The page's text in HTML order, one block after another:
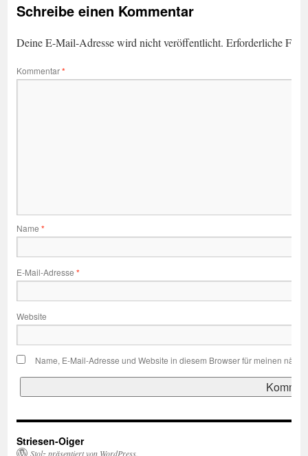
Schreibe einen Kommentar
Deine E-Mail-Adresse wird nicht veröffentlicht. Erforderliche
Kommentar*
Name *
E-Mail-Adresse *
Website
Name, E-Mail-Adresse und Website in diesem Browser für meinen
Striesen-Oiger
Stolz präsentiert von WordPress.